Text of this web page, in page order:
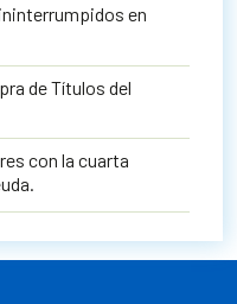
en
de Títulos del
con la cuarta